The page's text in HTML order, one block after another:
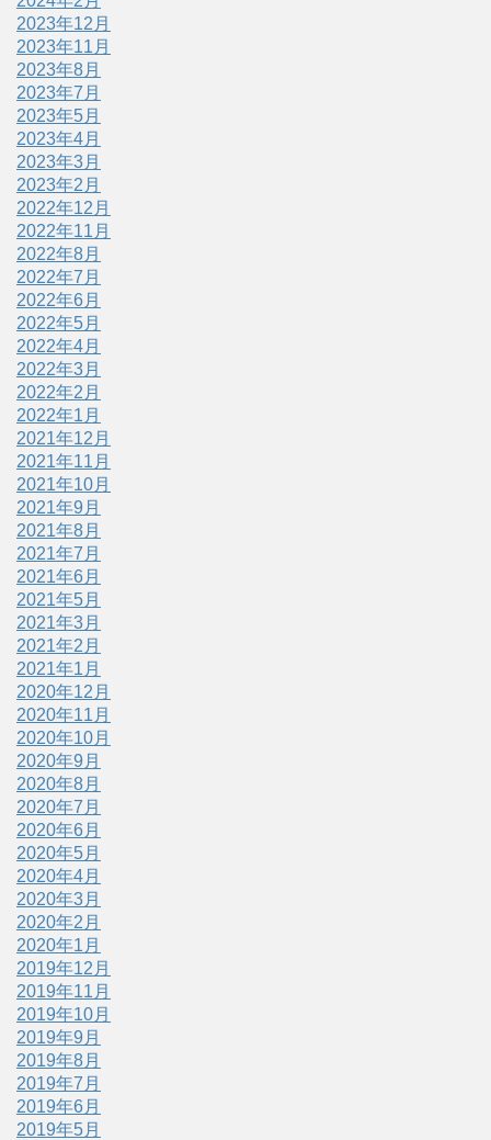
2023年12月
2023年11月
2023年8月
2023年7月
2023年5月
2023年4月
2023年3月
2023年2月
2022年12月
2022年11月
2022年8月
2022年7月
2022年6月
2022年5月
2022年4月
2022年3月
2022年2月
2022年1月
2021年12月
2021年11月
2021年10月
2021年9月
2021年8月
2021年7月
2021年6月
2021年5月
2021年3月
2021年2月
2021年1月
2020年12月
2020年11月
2020年10月
2020年9月
2020年8月
2020年7月
2020年6月
2020年5月
2020年4月
2020年3月
2020年2月
2020年1月
2019年12月
2019年11月
2019年10月
2019年9月
2019年8月
2019年7月
2019年6月
2019年5月